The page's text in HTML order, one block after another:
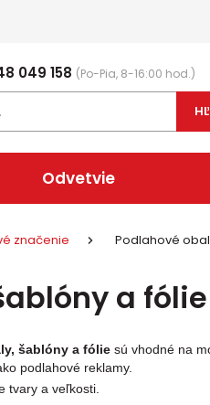
049 158 (Po-Pia, 8-16:00 hod.)
Odvetvie
značenie Podlahové
a fólie
šablóny a fóliesú vhodné na
podlahové reklamy.
tvary a veľkosti.